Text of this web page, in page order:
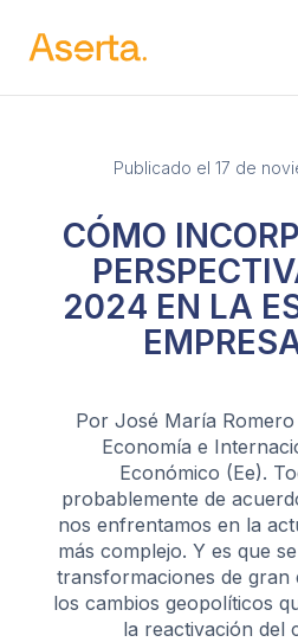
Saltar al contenido
Publicado el 17 de
CÓMO
2024 EN LA
Por José María
Economía e
Económico (Ee).
probablemente de
nos enfrentamos en la
más complejo. Y es que
transformaciones de gran
los cambios geopolíticos
la reactivación del